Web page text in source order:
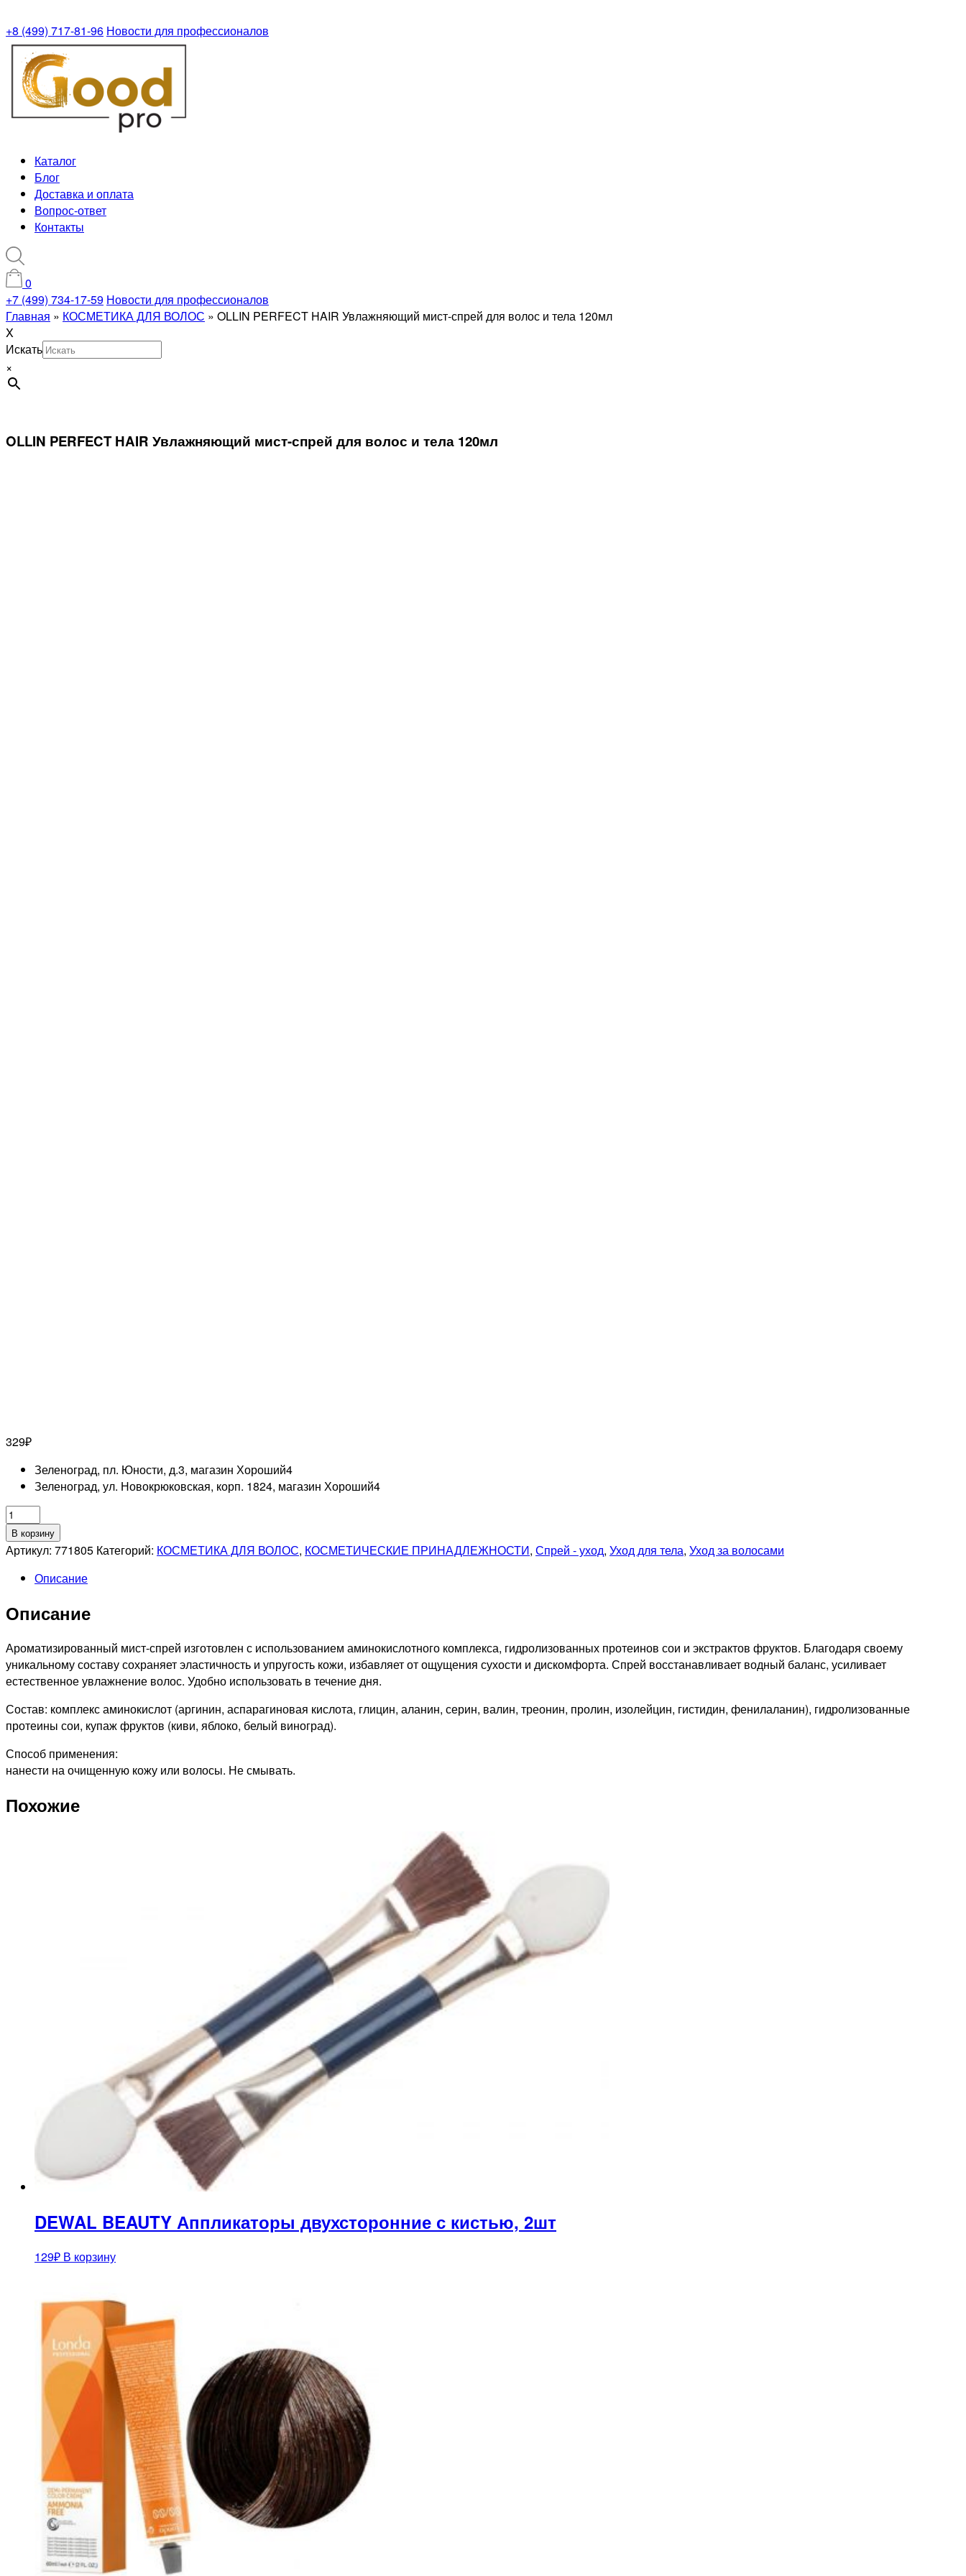
+8 (499) 717-81-96 Новости для профессионалов
Каталог
Блог
Доставка и оплата
Вопрос-ответ
Контакты
0
+7 (499) 734-17-59 Новости для профессионалов
Главная » КОСМЕТИКА ДЛЯ ВОЛОС » OLLIN PERFECT HAIR Увлажняющий мист-спрей для волос и тела 120мл
X
Искать
×
OLLIN PERFECT HAIR Увлажняющий мист-спрей для волос и тела 120мл
329₽
Зеленоград, пл. Юности, д.3, магазин Хороший4
Зеленоград, ул. Новокрюковская, корп. 1824, магазин Хороший4
Количество
товара
OLLIN
HAIR
мист-
для
волос
и
120мл
В корзину
Артикул: 771805 Категорий: КОСМЕТИКА ДЛЯ ВОЛОС, КОСМЕТИЧЕСКИЕ ПРИНАДЛЕЖНОСТИ, Спрей - уход, Уход для тела, Уход за волосами
Описание
Описание
Ароматизированный мист-спрей изготовлен с использованием аминокислотного комплекса, гидролизованных протеинов сои и экстрактов фруктов. Благодаря своему
уникальному составу сохраняет эластичность и упругость кожи, избавляет от ощущения сухости и дискомфорта. Спрей восстанавливает водный баланс, усиливает
естественное увлажнение волос. Удобно использовать в течение дня.
Состав: комплекс аминокислот (аргинин, аспарагиновая кислота, глицин, аланин, серин, валин, треонин, пролин, изолейцин, гистидин, фенилаланин), гидролизованные
протеины сои, купаж фруктов (киви, яблоко, белый виноград).
Способ применения:
нанести на очищенную кожу или волосы. Не смывать.
Похожие
DEWAL BEAUTY Аппликаторы двухсторонние с кистью, 2шт
129₽ В корзину